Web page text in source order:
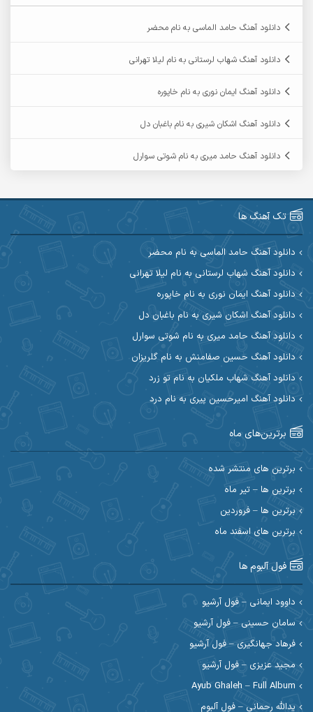
آرین صیادی
آرین مریدی
آوات بوکانی آوات یگانه
آیت احمدنژاد
ابراهیم شمس ابوالحسن جاویدان
ابی حسینی
احسان آیینفر احسان اصغری
احسان امیدوار
احسان حیدری احسان دریادل
احسان رمضانی احسان علیانی
احسان کریمی احسان کمری
احسان مرادیان احمد اسلامی
احمد بیرانوند
احمد صحراییان
احمد نازدار احمد نوریان
احمدرضا امرایی
دانلود آهنگ حامد الماسی به نام محضر
دانلود آهنگ شهاب لرستانی به نام لیلا تهرانی
دانلود آهنگ ایمان نوری به نام خاپوره
دانلود آهنگ اشکان شیری به نام باغبان دل
دانلود آهنگ حامد میری به نام شوتی سوارل
تک آهنگ ها
دانلود آهنگ حامد الماسی به نام محضر
دانلود آهنگ شهاب لرستانی به نام لیلا تهرانی
دانلود آهنگ ایمان نوری به نام خاپوره
دانلود آهنگ اشکان شیری به نام باغبان دل
دانلود آهنگ حامد میری به نام شوتی سوارل
دانلود آهنگ حسین صفامنش به نام گلریزان
دانلود آهنگ شهاب ملکیان به نام تو زرد
دانلود آهنگ امیرحسین پیری به نام درد
برترین‌های ماه
برترین های منتشر شده
برترین ها – تیر ماه
برترین ها – فروردین
برترین های اسفند ماه
فول آلبوم ها
داوود ایمانی – فول آرشیو
سامان حسینی – فول آرشیو
فرهاد جهانگیری – فول آرشیو
مجید عزیزی – فول آرشیو
Ayub Ghaleh – Full Album
یدالله رحمانی – فول آلبوم